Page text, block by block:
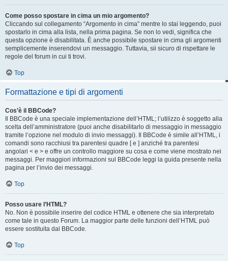
Come posso spostare in cima un mio argomento?
Cliccando sul collegamento “Argomento in cima” mentre lo stai leggendo, puoi
spostarlo in cima alla lista, nella prima pagina. Se non lo vedi, significa che
questa opzione è disabilitata. È anche possibile spostare in cima gli argomenti
semplicemente inserendovi un messaggio. Tuttavia, sii sicuro di rispettare le
regole del forum in cui ti trovi.
Top
Formattazione e tipi di argomenti
Cos’è il BBCode?
Il BBCode è una speciale implementazione dell’HTML; l’utilizzo è soggetto alla
scelta dell’amministratore (puoi anche disabilitarlo di messaggio in messaggio
tramite l’opzione nel modulo di invio messaggi). Il BBCode è simile all’HTML, i
comandi sono racchiusi tra parentesi quadre [ e ] anziché tra parentesi
angolari < e > e offre un controllo maggiore su cosa e come viene mostrato nei
messaggi. Per maggiori informazioni sul BBCode leggi la guida presente nella
pagina per l’invio dei messaggi.
Top
Posso usare l’HTML?
No. Non è possibile inserire del codice HTML e ottenere che sia interpretato
come tale in questo Forum. La maggior parte delle funzioni dell’HTML può
essere sostituita dal BBCode.
Top